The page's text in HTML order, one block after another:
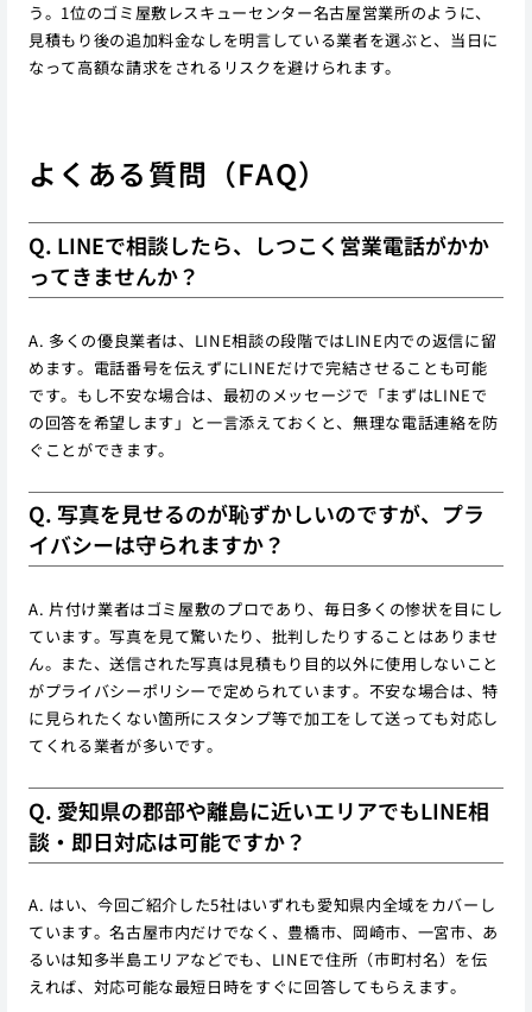
う。1位のゴミ屋敷レスキューセンター名古屋営業所のように、
見積もり後の追加料金なしを明言している業者を選ぶと、当日に
なって高額な請求をされるリスクを避けられます。
よくある質問（FAQ）
Q. LINEで相談したら、しつこく営業電話がかか
ってきませんか？
A. 多くの優良業者は、LINE相談の段階ではLINE内での返信に留
めます。電話番号を伝えずにLINEだけで完結させることも可能
です。もし不安な場合は、最初のメッセージで「まずはLINEで
の回答を希望します」と一言添えておくと、無理な電話連絡を防
ぐことができます。
Q. 写真を見せるのが恥ずかしいのですが、プラ
イバシーは守られますか？
A. 片付け業者はゴミ屋敷のプロであり、毎日多くの惨状を目にし
ています。写真を見て驚いたり、批判したりすることはありませ
ん。また、送信された写真は見積もり目的以外に使用しないこと
がプライバシーポリシーで定められています。不安な場合は、特
に見られたくない箇所にスタンプ等で加工をして送っても対応し
てくれる業者が多いです。
Q. 愛知県の郡部や離島に近いエリアでもLINE相
談・即日対応は可能ですか？
A. はい、今回ご紹介した5社はいずれも愛知県内全域をカバーし
ています。名古屋市内だけでなく、豊橋市、岡崎市、一宮市、あ
るいは知多半島エリアなどでも、LINEで住所（市町村名）を伝
えれば、対応可能な最短日時をすぐに回答してもらえます。